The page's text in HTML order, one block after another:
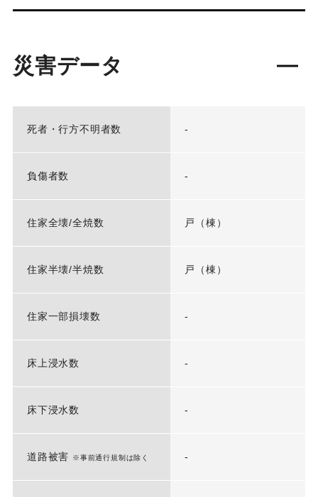
災害データ
死者・行方不明者数 -
負傷者数 -
住家全壊/全焼数 戸（棟）
住家半壊/半焼数 戸（棟）
住家一部損壊数 -
床上浸水数 -
床下浸水数 -
道路被害 ※事前通行規制は除く -